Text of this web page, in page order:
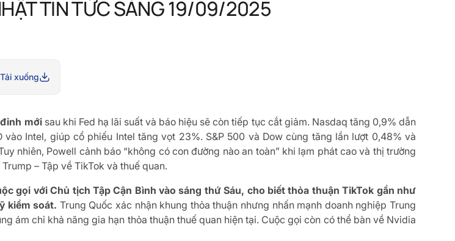
TIN TỨC SÁNG 19/09/2025
Tải xuống
mới sau khi Fed hạ lãi suất và báo hiệu sẽ còn tiếp tục cắt giảm. Nasdaq tăng 0,9% dẫn
Intel, giúp cổ phiếu Intel tăng vọt 23%. S&P 500 và Dow cùng tăng lần lượt 0,48% và
nhiên, Powell cảnh báo “không có con đường nào an toàn” khi lạm phát cao và thị trường
– Tập về TikTok và thuế quan.
gọi với Chủ tịch Tập Cận Bình vào sáng thứ Sáu, cho biết thỏa thuận TikTok gần như
kiểm soát. Trung Quốc xác nhận khung thỏa thuận nhưng nhấn mạnh doanh nghiệp Trung
ám chỉ khả năng gia hạn thỏa thuận thuế quan hiện tại. Cuộc gọi còn có thể bàn về Nvidia